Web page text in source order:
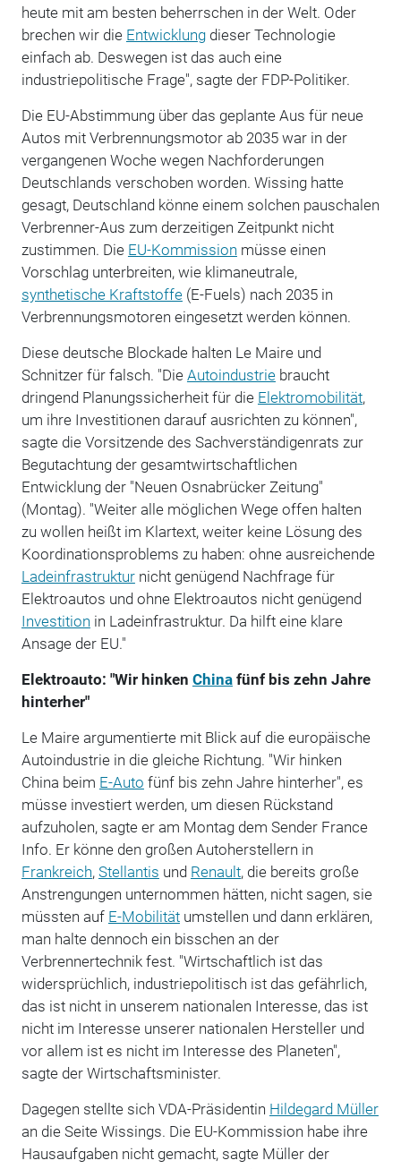
heute mit am besten beherrschen in der Welt. Oder
brechen wir die Entwicklungdieser Technologie
einfach ab. Deswegen ist das auch eine
industriepolitische Frage", sagte der FDP-Politiker.
Die EU-Abstimmung über das geplante Aus für neue
Autos mit Verbrennungsmotor ab 2035 war in der
vergangenen Woche wegen Nachforderungen
Deutschlands verschoben worden. Wissing hatte
gesagt, Deutschland könne einem solchen pauschalen
Verbrenner-Aus zum derzeitigen Zeitpunkt nicht
zustimmen. Die EU-Kommission müsse einen
Vorschlag unterbreiten, wie klimaneutrale,
synthetische Kraftstoffe(E-Fuels) nach 2035 in
Verbrennungsmotoren eingesetzt werden können.
Diese deutsche Blockade halten Le Maire und
Schnitzer für falsch. "Die Autoindustriebraucht
dringend Planungssicherheit für die Elektromobilität,
um ihre Investitionen darauf ausrichten zu können",
sagte die Vorsitzende des Sachverständigenrats zur
Begutachtung der gesamtwirtschaftlichen
Entwicklung der "Neuen Osnabrücker Zeitung"
(Montag). "Weiter alle möglichen Wege offen halten
zu wollen heißt im Klartext, weiter keine Lösung des
Koordinationsproblems zu haben: ohne ausreichende
Ladeinfrastrukturnicht genügend Nachfrage für
Elektroautos und ohne Elektroautos nicht genügend
Investition in Ladeinfrastruktur. Da hilft eine klare
Ansage der EU."
Elektroauto: "Wir hinken Chinafünf bis zehn Jahre
hinterher"
Le Maire argumentierte mit Blick auf die europäische
Autoindustrie in die gleiche Richtung. "Wir hinken
China beim E-Auto fünf bis zehn Jahre hinterher", es
müsse investiert werden, um diesen Rückstand
aufzuholen, sagte er am Montag dem Sender France
Info. Er könne den großen Autoherstellern in
Frankreich, Stellantis und Renault, die bereits große
Anstrengungen unternommen hätten, nicht sagen, sie
müssten auf E-Mobilitätumstellen und dann erklären,
man halte dennoch ein bisschen an der
Verbrennertechnik fest. "Wirtschaftlich ist das
widersprüchlich, industriepolitisch ist das gefährlich,
das ist nicht in unserem nationalen Interesse, das ist
nicht im Interesse unserer nationalen Hersteller und
vor allem ist es nicht im Interesse des Planeten",
sagte der Wirtschaftsminister.
Dagegen stellte sich VDA-Präsidentin Hildegard Müller
an die Seite Wissings. Die EU-Kommission habe ihre
Hausaufgaben nicht gemacht, sagte Müller der